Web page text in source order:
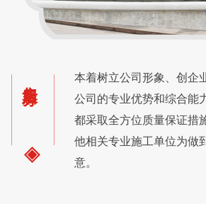
本着树立公司形象、创企
公司的专业优势和综合能
都采取全方位质量保证措
他相关专业施工单位为做
意。